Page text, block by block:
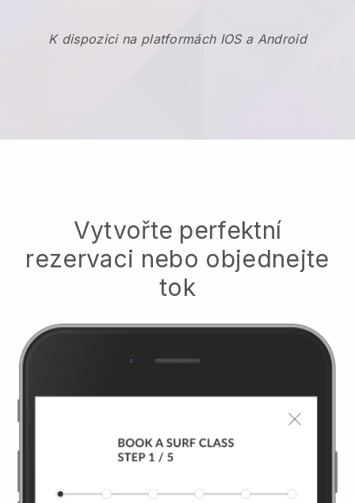
K dispozici na platformách IOS a Android
Vytvořte perfektní
rezervaci nebo objednejte
tok